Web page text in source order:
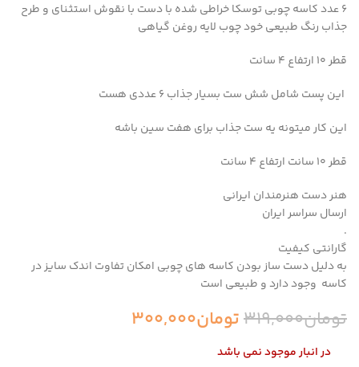
۶ عدد کاسه چوبی توسکا خراطی شده با دست با نقوش استثنای و طرح
جذاب رنگ طبیعی خود چوب لایه روغن گیاهی
قطر ۱۰ ارتفاع ۴ سانت
این پست شامل شش ست بسیار جذاب ۶ عددی هست
این کار میتونه یه ست جذاب برای هفت سین باشه
قطر ۱۰ سانت ارتفاع ۴ سانت
هنر دست هنرمندان ایرانی
ارسال سراسر ایران
.
گارانتی کیفیت
به دلیل دست ساز بودن کاسه های چوبی امکان تفاوت اندک سایز در
کاسه وجود دارد و طبیعی است
تومان319,000تومان300,000
در انبار موجود نمی باشد